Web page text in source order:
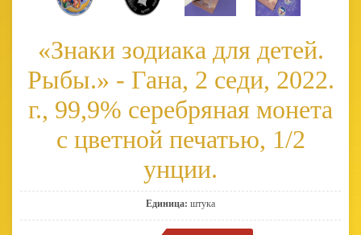
«Знаки зодиака для детей.
Рыбы.» - Гана, 2 седи, 2022.
г., 99,9% серебряная монета
с цветной печатью, 1/2
унции.
Единица: штука